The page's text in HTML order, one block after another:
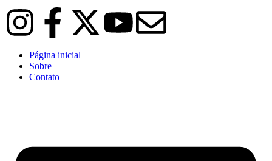
Página inicial
Sobre
Contato